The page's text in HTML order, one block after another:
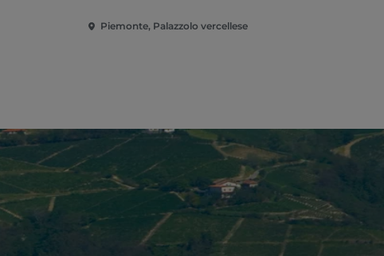
Piemonte, Palazzolo vercellese